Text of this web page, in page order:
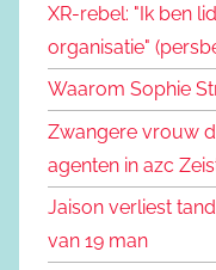
XR-rebel: "Ik ben
organisatie"
Waarom Sophie
Zwangere vrouw
agenten in azc
Jaison verliest
van 19 man